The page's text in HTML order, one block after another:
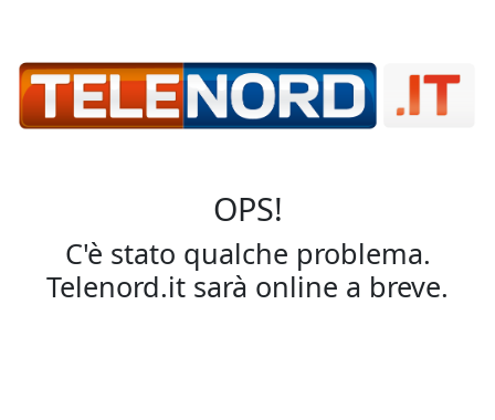
OPS!
C'è stato qualche problema.
Telenord.it sarà online a breve.